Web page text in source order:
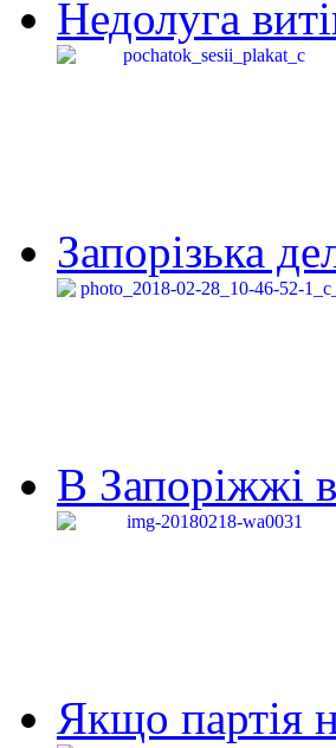
Недолуга
Запорізька
В Запоріжжі
Якщо партія